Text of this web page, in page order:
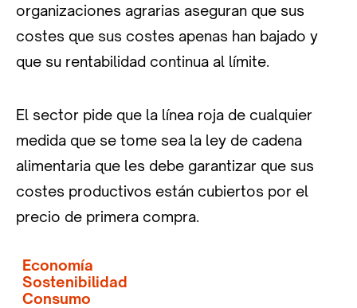
organizaciones agrarias aseguran que sus
costes que sus costes apenas han bajado y
que su rentabilidad continua al límite.
El sector pide que la línea roja de cualquier
medida que se tome sea la ley de cadena
alimentaria que les debe garantizar que sus
costes productivos están cubiertos por el
precio de primera compra.
Economía
Sostenibilidad
Consumo